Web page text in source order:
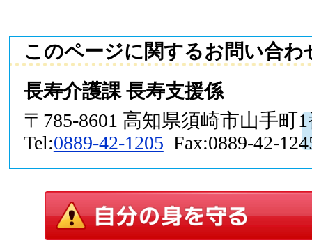
このページに関するお問い合わ
長寿介護課 長寿支援係
〒785-8601 高知県須崎市山手町
Tel:0889-42-1205 Fax:0889-42-